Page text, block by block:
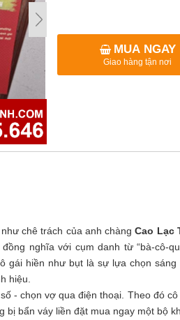
MUA NGAY
Giao hàng tận nơi
chê trách của anh chàngCao Lạc
nghĩa với cụm danh từ “bà-cô-
gái hiền như bụt là sự lựa chọn
hiệu.
- chọn vợ qua điện thoại. Theo đó cô
bẩn váy liền đặt mua ngay một bộ